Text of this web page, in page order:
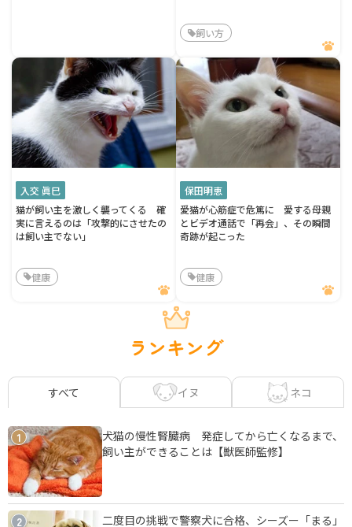
飼い方
入交 眞巳
猫が飼い主を激しく襲ってくる 確
実に言えるのは「攻撃的にさせたの
は飼い主でない」
健康
保田明恵
愛猫が心筋症で危篤に 愛する母親
とビデオ通話で「再会」、その瞬間
奇跡が起こった
健康
ランキング
すべて イヌ ネコ
1
犬猫の慢性腎臓病 発症してから亡くなるまで、
飼い主ができることは【獣医師監修】
2 二度目の挑戦で警察犬に合格、シーズー「まる」